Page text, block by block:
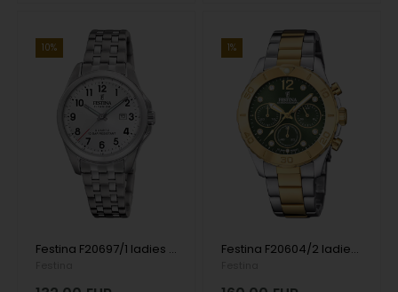
10%
Festina F20697/1 ladies watch 31mm 10ATM
1%
Festina F20604/2 ladies watch Boyfriend Chronograph 39mm 10ATM